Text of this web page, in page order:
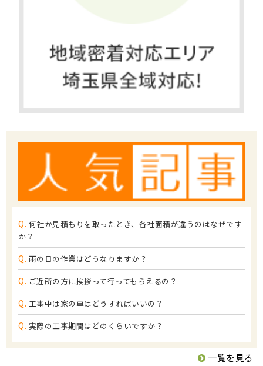
Q. 何社か見積もりを取ったとき、各社面積が違うのはなぜです
か？
Q. 雨の日の作業はどうなりますか？
Q. ご近所の方に挨拶って行ってもらえるの？
Q. 工事中は家の車はどうすればいいの？
Q. 実際の工事期間はどのくらいですか？
一覧を見る